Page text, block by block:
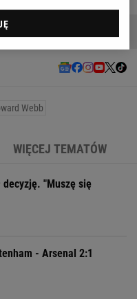
Webb
WIĘCEJ TEMATÓW
"Muszę się
- Arsenal 2:1